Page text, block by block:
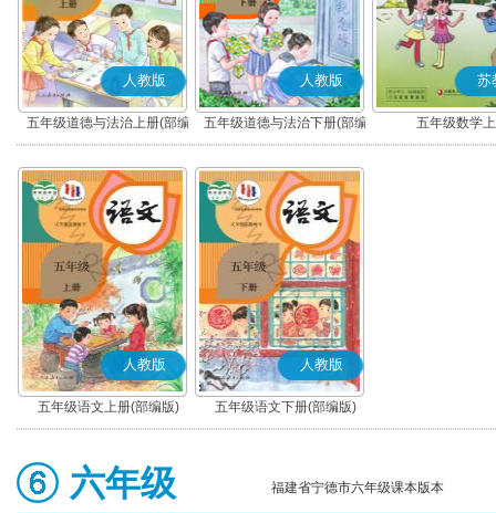
人教版
五年级道德与法治上册(部编
版)
人教版
五年级道德与法治下册(部编
版)
苏
五年级数学
人教版
五年级语文上册(部编版)
人教版
五年级语文下册(部编版)
六年级 福建省宁德市六年级课本版本